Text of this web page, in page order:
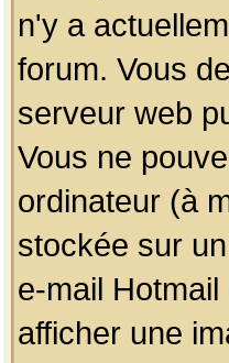
n'y a
forum. Vous
serveur web
Vous ne
ordinateur (à
stockée sur
e-mail
afficher une